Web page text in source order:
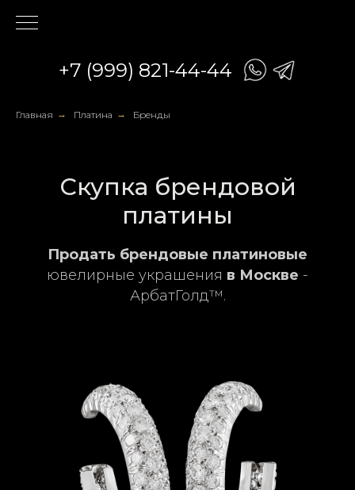
+7 (999) 821-44-44
Главная → Платина → Бренды
Скупка брендовой
платины
Продать брендовые платиновые
ювелирные украшения в Москве -
АрбатГолд™.